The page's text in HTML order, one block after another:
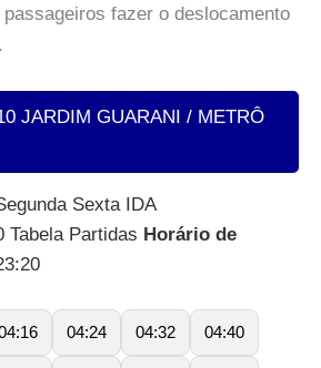
fazer o deslocamento
JARDIM GUARANI / METRÔ
Sexta IDA
Tabela Partidas Horário de
04:24 04:32 04:40